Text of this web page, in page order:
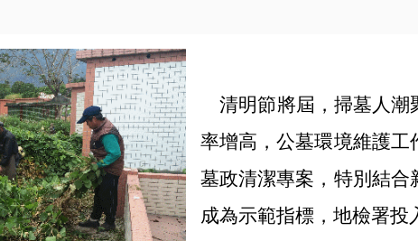
清明節將屆，掃墓人潮
率增高，公墓環境維護工
墓政清潔專案，特別結合
成為示範指標，地檢署投